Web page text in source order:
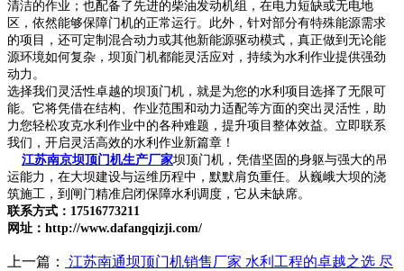
清洁的作业；也配备了先进的柴油发动机组，在电力短缺或无电地
区，依然能够保障门机的正常运行。此外，针对部分有特殊能源需求
的项目，还可定制混合动力或其他新能源驱动模式，真正做到无论能
源环境如何复杂，坝顶门机都能灵活应对，持续为水利作业提供强劲
动力。
选择我们灵活性卓越的坝顶门机，就是为您的水利项目选择了无限可
能。它将凭借在结构、作业范围和动力适配等方面的突出灵活性，助
力您轻松攻克水利作业中的各种难题，提升项目整体效益。立即联系
我们，开启灵活高效的水利作业新篇章！
江苏南京坝顶门机生产厂家坝顶门机，凭借坚固的身躯与强大的吊
运能力，在大坝建设与运维历程中，默默肩负重任。从巍峨大坝的浇
筑施工，到闸门精准启闭保障水利调度，它从未缺席。
联系方式：17516773211
网址：http://www.dafangqizji.com/
上一篇：
江苏南通坝顶门机销售厂家 水利工程的卓越之选 尽